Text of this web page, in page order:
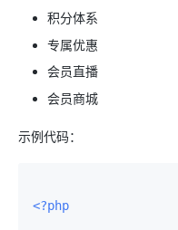
积分体系
专属优惠
会员直播
会员商城
示例代码：
<?php